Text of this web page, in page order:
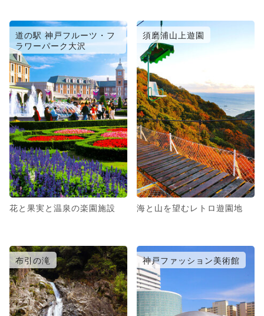
道の駅 神戸フルーツ・フ
ラワーパーク大沢
花と果実と温泉の楽園施設
須磨浦山上遊園
海と山を望むレトロ遊園地
布引の滝 神戸ファッション美術館